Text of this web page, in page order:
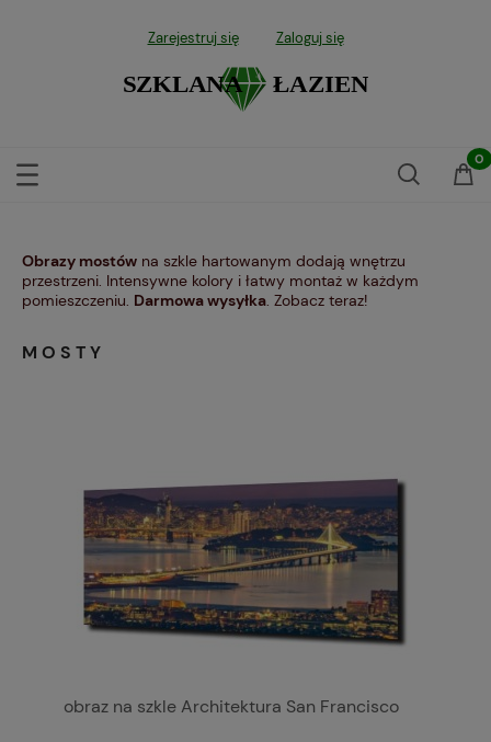
Zarejestruj się Zaloguj się
Obrazy mostów na szkle hartowanym dodają wnętrzu
przestrzeni. Intensywne kolory i łatwy montaż w każdym
pomieszczeniu. Darmowa wysyłka . Zobacz teraz!
MOSTY
obraz na szkle Architektura San Francisco